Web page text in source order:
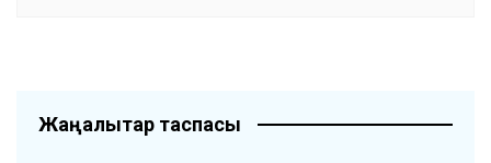
Жаңалықтар таспасы